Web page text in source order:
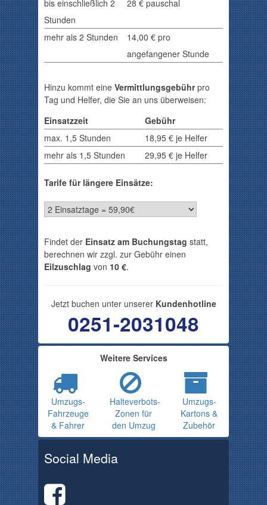
bis einschließlich 2
Stunden
28 € pauschal
mehr als 2 Stunden
14,00 € pro
angefangener Stunde
Hinzu kommt eine Vermittlungsgebührpro
Tag und Helfer, die Sie an uns überweisen:
Einsatzzeit
Gebühr
max. 1,5 Stunden
18,95 € je Helfer
mehr als 1,5 Stunden
29,95 € je Helfer
Tarife für längere Einsätze:
Findet der Einsatz am Buchungstag statt,
berechnen wir zzgl. zur Gebühr einen
Eilzuschlag von 10 €.
Jetzt buchen unter unsererKundenhotline
0251-2031048
Weitere Services
Umzugs-
Fahrzeuge
& Fahrer
Halteverbots-
Zonen für
den Umzug
Umzugs-
Kartons &
Zubehör
Social Media